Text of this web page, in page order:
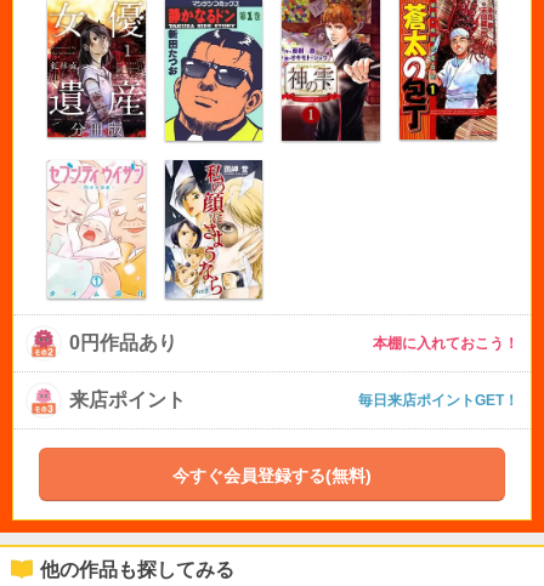
0円作品あり 本棚に入れておこう！
来店ポイント 毎日来店ポイントGET！
今すぐ会員登録する(無料)
他の作品も探してみる